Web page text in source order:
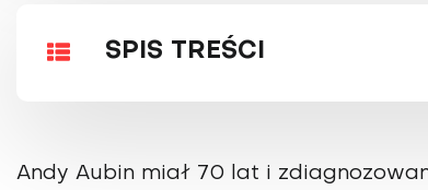
SPIS TREŚCI
Andy Aubin miał 70 lat i